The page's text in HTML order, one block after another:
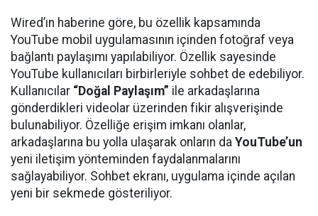
Wired’ın haberine göre, bu özellik kapsamında
YouTube mobil uygulamasının içinden fotoğraf veya
bağlantı paylaşımı yapılabiliyor. Özellik sayesinde
YouTube kullanıcıları birbirleriyle sohbet de edebiliyor.
Kullanıcılar “Doğal Paylaşım” ile arkadaşlarına
gönderdikleri videolar üzerinden fikir alışverişinde
bulunabiliyor. Özelliğe erişim imkanı olanlar,
arkadaşlarına bu yolla ulaşarak onların da YouTube’un
yeni iletişim yönteminden faydalanmalarını
sağlayabiliyor. Sohbet ekranı, uygulama içinde açılan
yeni bir sekmede gösteriliyor.